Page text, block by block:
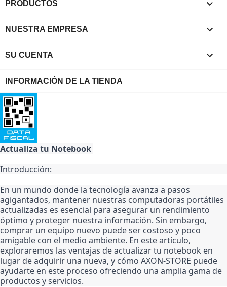
PRODUCTOS 
NUESTRA EMPRESA 
SU CUENTA 
INFORMACIÓN DE LA TIENDA
Actualiza tu Notebook
Introducción:
En un mundo donde la tecnología avanza a pasos
agigantados, mantener nuestras computadoras portátiles
actualizadas es esencial para asegurar un rendimiento
óptimo y proteger nuestra información. Sin embargo,
comprar un equipo nuevo puede ser costoso y poco
amigable con el medio ambiente. En este artículo,
exploraremos las ventajas de actualizar tu notebook en
lugar de adquirir una nueva, y cómo AXON-STORE puede
ayudarte en este proceso ofreciendo una amplia gama de
productos y servicios.